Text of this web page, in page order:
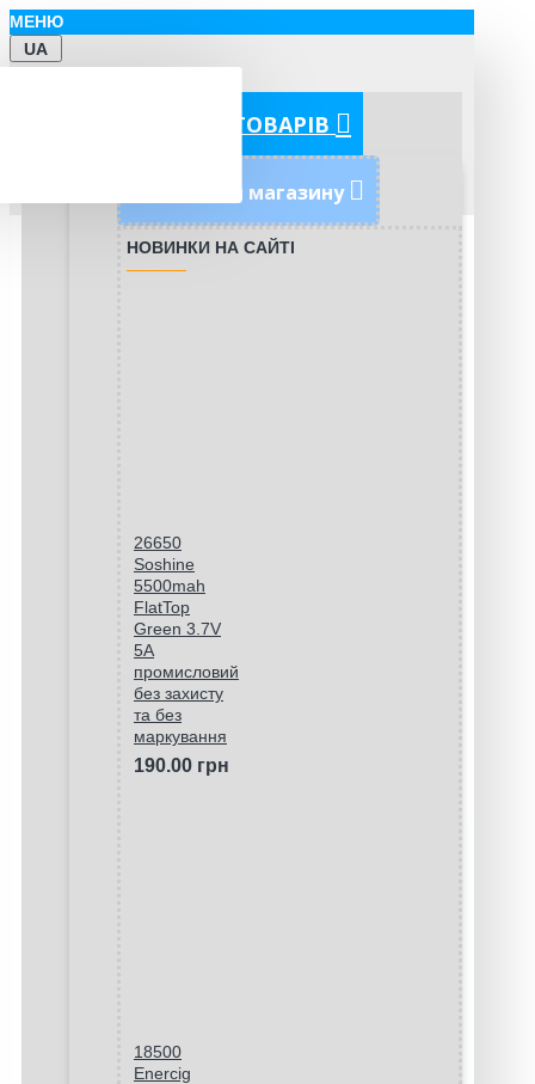
МЕНЮ
UA
КАТЕГОРІЇ ТОВАРІВ
Новинки магазину
НОВИНКИ НА САЙТІ
26650
Soshine
5500mah
FlatTop
Green 3.7V
5A
промисловий
без захисту
та без
маркування
190.00 грн
18500
Enercig